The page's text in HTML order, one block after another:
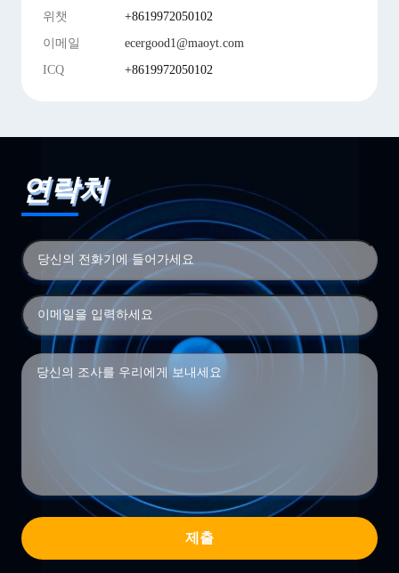
위챗
+8619972050102
이메일
ecergood1@maoyt.com
ICQ
+8619972050102
연락처
제출